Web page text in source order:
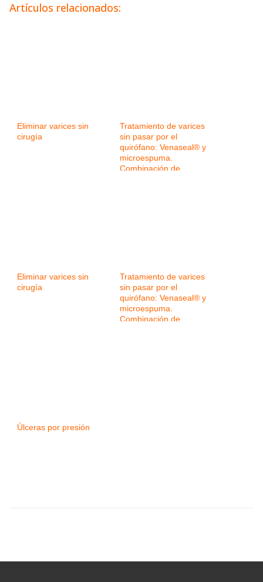
Artículos relacionados:
Eliminar varices sin
cirugía
Tratamiento de varices
sin pasar por el
quirófano: Venaseal® y
microespuma.
Combinación de
Eliminar varices sin
cirugía
Tratamiento de varices
sin pasar por el
quirófano: Venaseal® y
microespuma.
Combinación de
Úlceras por presión